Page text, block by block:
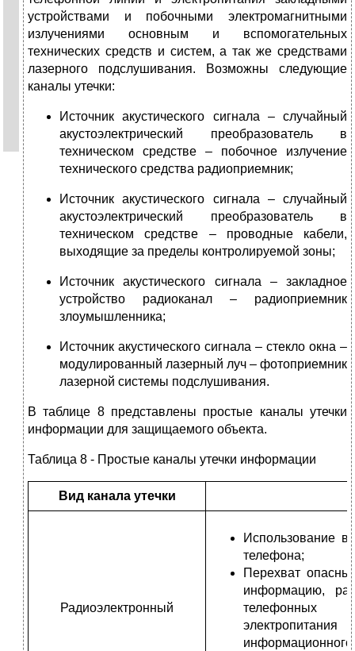
устройствами и побочными электромагнитными
излучениями основным и вспомогательных
технических средств и систем, а так же средствами
лазерного подслушивания. Возможны следующие
каналы утечки:
Источник акустического сигнала – случайный
акустоэлектрический преобразователь в
техническом средстве – побочное излучение
технического средства радиоприемник;
Источник акустического сигнала – случайный
акустоэлектрический преобразователь в
техническом средстве – проводные кабели,
выходящие за пределы контролируемой зоны;
Источник акустического сигнала – закладное
устройство радиоканал – радиоприемник
злоумышленника;
Источник акустического сигнала – стекло окна –
модулированный лазерный луч – фотоприемник
лазерной системы подслушивания.
В таблице 8 представлены простые каналы утечки
информации для защищаемого объекта.
Таблица 8 - Простые каналы утечки информации
Вид канала утечки
Радиоэлектронный
Использование в
телефона;
Перехват
информацию,
телефонных
электропитания